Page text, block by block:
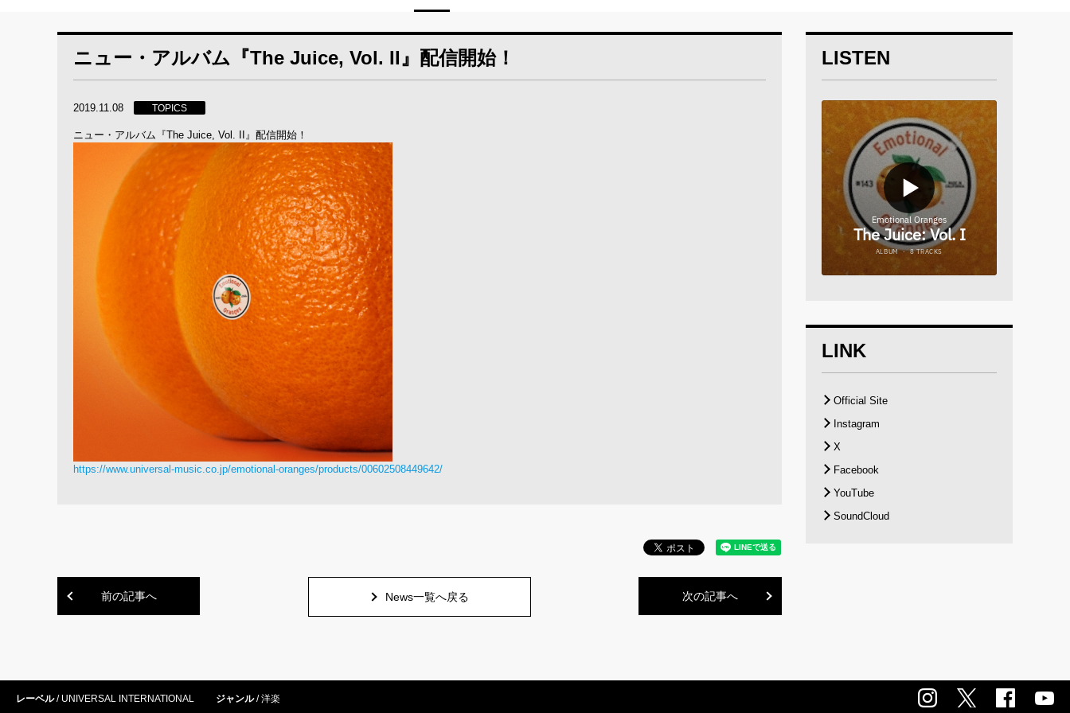
ニュー・アルバム『The Juice, Vol. II』配信開始！
2019.11.08 TOPICS
ニュー・アルバム『The Juice, Vol. II』配信開始！
https://www.universal-music.co.jp/emotional-oranges/products/00602508449642/
前の記事へ 次の記事へ
News一覧へ戻る
LISTEN
LINK
Official Site
Instagram
X
Facebook
YouTube
SoundCloud
レーベル UNIVERSAL INTERNATIONAL ジャンル 洋楽